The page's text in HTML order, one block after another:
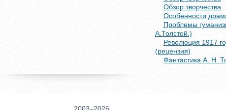
Обзор творчества
Особенности
Проблемы
А.Толстой.)
Революция 1917
(рецензия)
Фантастика А. Н.